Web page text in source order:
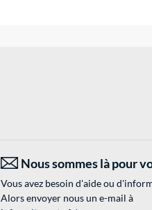
Nous sommes là pour
Vous avez besoin d'aide ou
Alors envoyer nous un e-mail à